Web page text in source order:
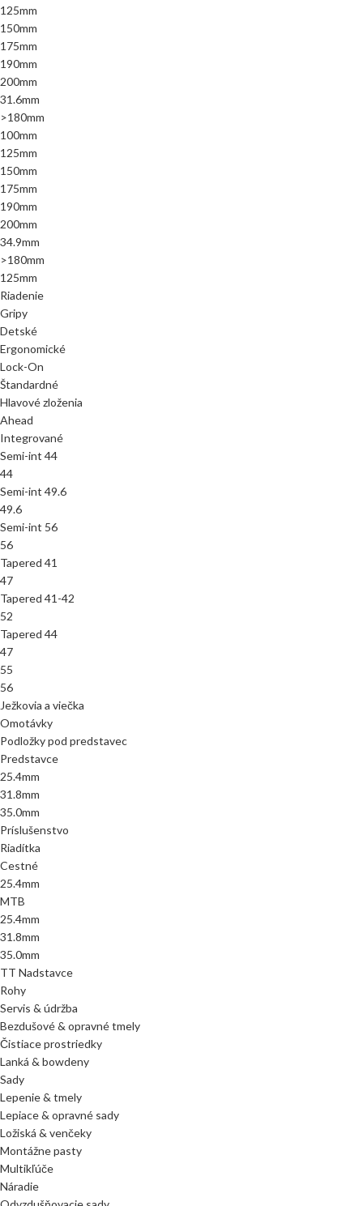
125mm
150mm
175mm
190mm
200mm
31.6mm
>180mm
100mm
125mm
150mm
175mm
190mm
200mm
34.9mm
>180mm
125mm
Riadenie
Gripy
Detské
Ergonomické
Lock-On
Štandardné
Hlavové zloženia
Ahead
Integrované
Semi-int 44
44
Semi-int 49.6
49.6
Semi-int 56
56
Tapered 41
47
Tapered 41-42
52
Tapered 44
47
55
56
Ježkovia a viečka
Omotávky
Podložky pod predstavec
Predstavce
25.4mm
31.8mm
35.0mm
Príslušenstvo
Riadítka
Cestné
25.4mm
MTB
25.4mm
31.8mm
35.0mm
TT Nadstavce
Rohy
Servis & údržba
Bezdušové & opravné tmely
Čistiace prostriedky
Lanká & bowdeny
Sady
Lepenie & tmely
Lepiace & opravné sady
Ložiská & venčeky
Montážne pasty
Multikľúče
Náradie